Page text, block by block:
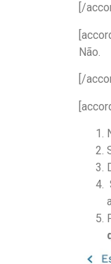
[/
Não.
[/